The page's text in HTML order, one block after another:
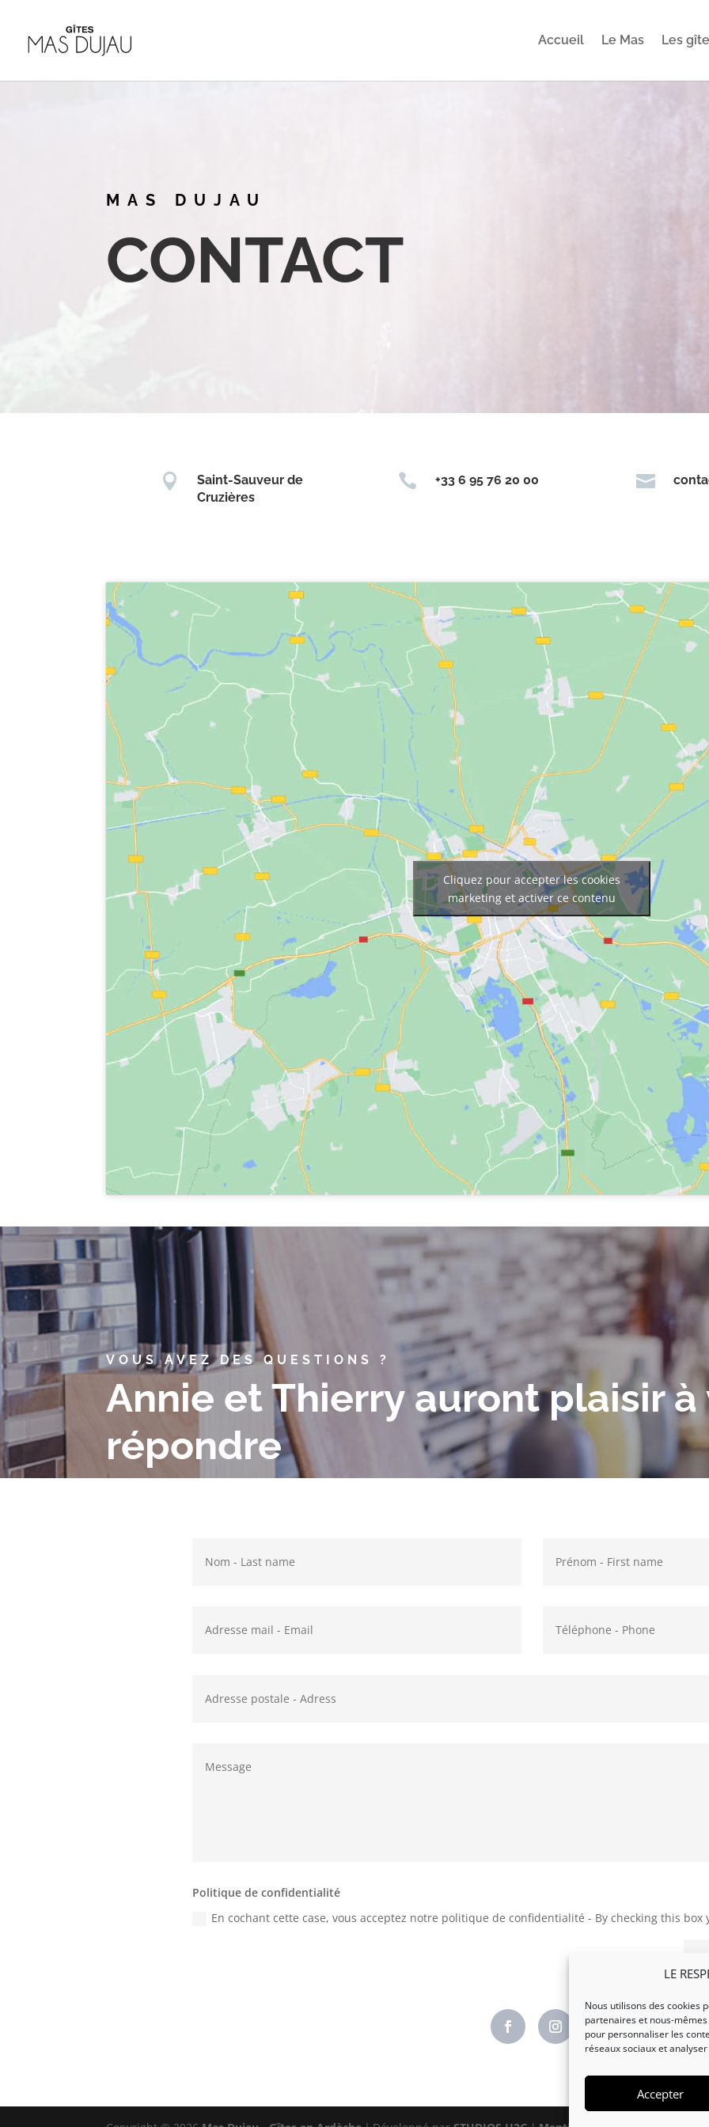
LE
Nous utilisons des cookies
partenaires et nous-
pour personnaliser les
réseaux sociaux et
Accepter
Accueil Le Mas Les
MAS DUJAU
CONTACT

Saint-Sauveur de
Cruzières
 +33 6 95 76 20 00 
Cliquez pour accepter les cookies
marketing et activer ce contenu
VOUS AVEZ DES QUESTIONS ?
Annie et Thierry auront plaisir à
répondre
Politique de confidentialité
En cochant cette case, vous acceptez notre politique de confidentialité - By checking this